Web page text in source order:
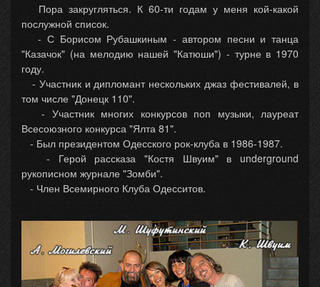
Пора закругляться. К 60-ти годам у меня кой-какой
послужной список.
- С Борисом Рубашкиным - автором песни и танца
"Казачок" (на мелодию нашей "Катюши") - турне в 1970
году.
- Участник и дипломант нескольких джаз фестивалей, в
том числе "Донецк 110".
- Участник многих конкурсов поп музыки, лауреат
Всесоюзного конкурса "Ялта 81".
- Был президентом Одесского рок-клуба в 1986-1987.
- Герой рассказа "Костя Швуим" в underground
рукописном журнале "Зомби".
- Член Всемирного Клуба Одесситов.